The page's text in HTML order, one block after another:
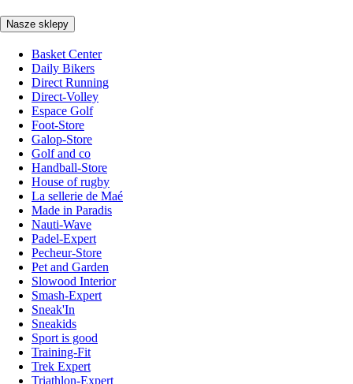
Nasze sklepy
Basket Center
Daily Bikers
Direct Running
Direct-Volley
Espace Golf
Foot-Store
Galop-Store
Golf and co
Handball-Store
House of rugby
La sellerie de Maé
Made in Paradis
Nauti-Wave
Padel-Expert
Pecheur-Store
Pet and Garden
Slowood Interior
Smash-Expert
Sneak'In
Sneakids
Sport is good
Training-Fit
Trek Expert
Triathlon-Expert